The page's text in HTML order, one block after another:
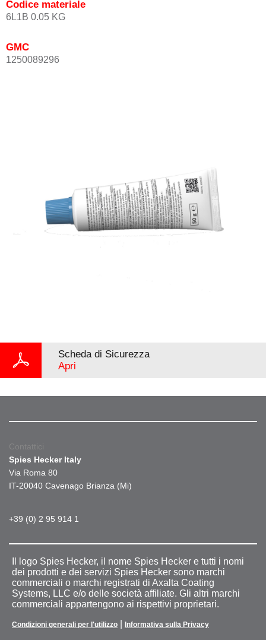
Codice materiale
6L1B 0.05 KG
GMC
1250089296
Scheda di Sicurezza
Apri
Contattici
Spies Hecker Italy
Via Roma 80
IT-20040 Cavenago Brianza (Mi)
+39 (0) 2 95 914 1
Il logo Spies Hecker, il nome Spies Hecker e tutti i nomi
dei prodotti e dei servizi Spies Hecker sono marchi
commerciali o marchi registrati di Axalta Coating
Systems, LLC e/o delle società affiliate. Gli altri marchi
commerciali appartengono ai rispettivi proprietari.
Condizioni generali per l'utilizzo Informativa sulla Privacy